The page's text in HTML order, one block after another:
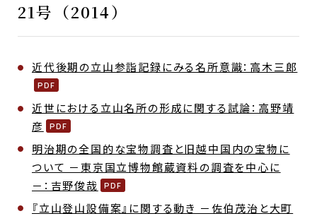
21号（2014）
近代後期の立山参詣記録にみる名所意識：高木三郎
近世における立山名所の形成に関する試論：高野靖
彦
明治期の全国的な宝物調査と旧越中国内の宝物に
ついて －東京国立博物館蔵資料の調査を中心に
－：吉野俊哉
『立山登山設備案』に関する動き －佐伯茂治と大町